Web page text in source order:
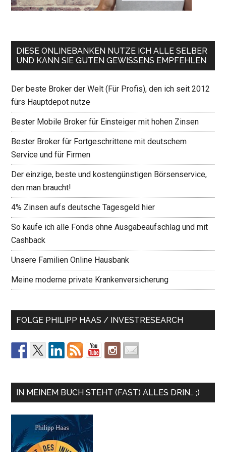
DIESE ONLINEBANKEN NUTZE ICH ALLE SELBER
UND KANN SIE GUTEN GEWISSENS EMPFEHLEN
Der beste Broker der Welt (Für Profis), den ich seit 2012
fürs Hauptdepot nutze
Bester Mobile Broker für Einsteiger mit hohen Zinsen
Bester Broker für Fortgeschrittene mit deutschem
Service und für Firmen
Der einzige, beste und kostengünstigen Börsenservice,
den man braucht!
4% Zinsen aufs deutsche Tagesgeld hier
So kaufe ich alle Fonds ohne Ausgabeaufschlag und mit
Cashback
Unsere Familien Online Hausbank
Meine moderne private Krankenversicherung
FOLGE PHILIPP HAAS / INVESTRESEARCH
IN MEINEM BUCH STEHT (FAST) ALLES DRIN… ;)